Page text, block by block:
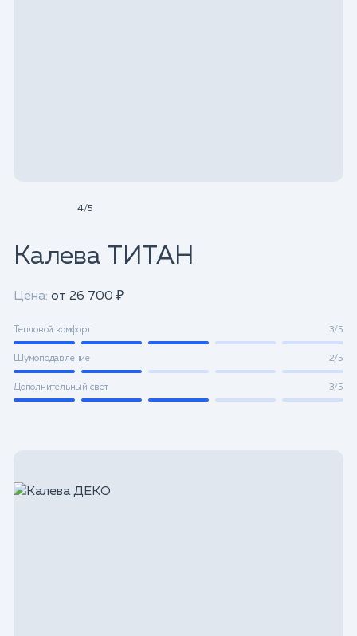
4/5
Калева ТИТАН
Цена: от 26 700 ₽
Тепловой комфорт 3/5
Шумоподавление 2/5
Дополнительный свет 3/5